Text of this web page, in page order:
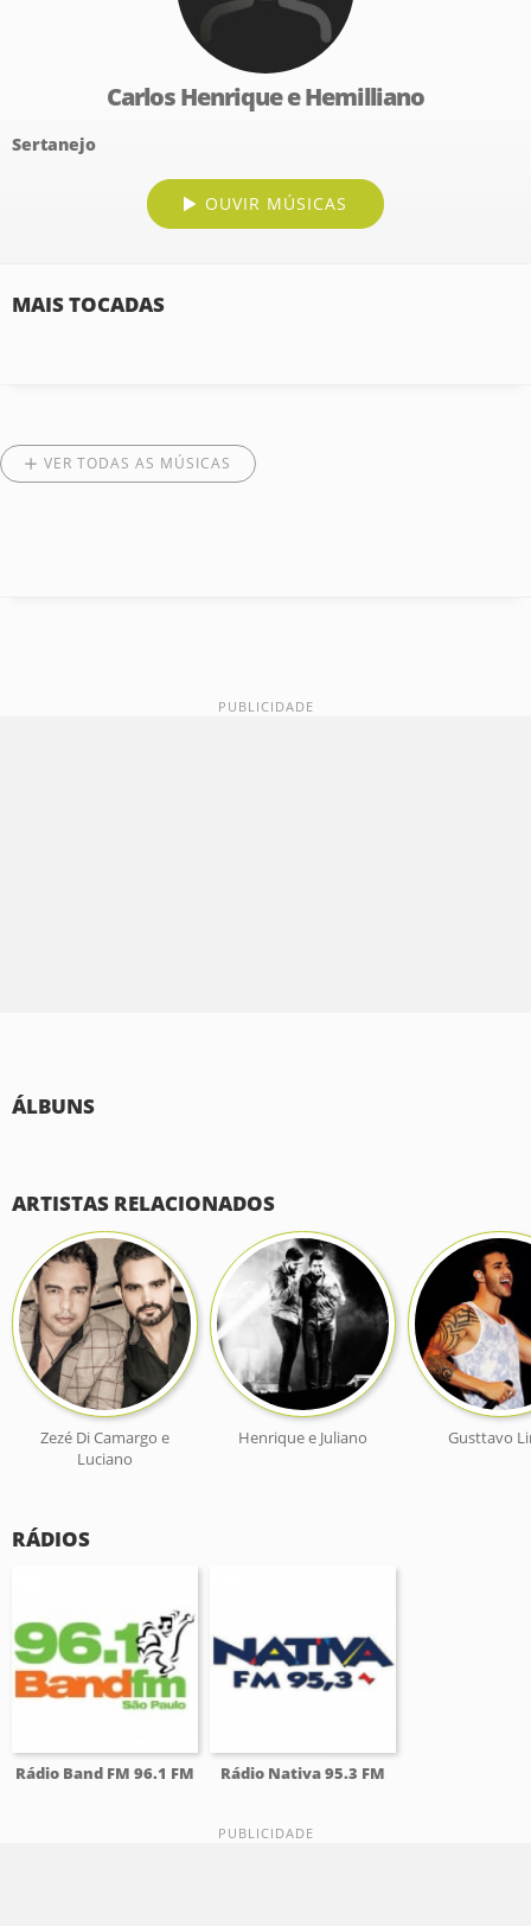
Carlos Henrique e Hemilliano
Sertanejo
OUVIR MÚSICAS
MAIS TOCADAS
VER TODAS AS MÚSICAS
ÁLBUNS
ARTISTAS RELACIONADOS
Zezé Di Camargo e
Luciano
Henrique e Juliano Gusttavo
RÁDIOS
Rádio Band FM 96.1 FM Rádio Nativa 95.3 FM